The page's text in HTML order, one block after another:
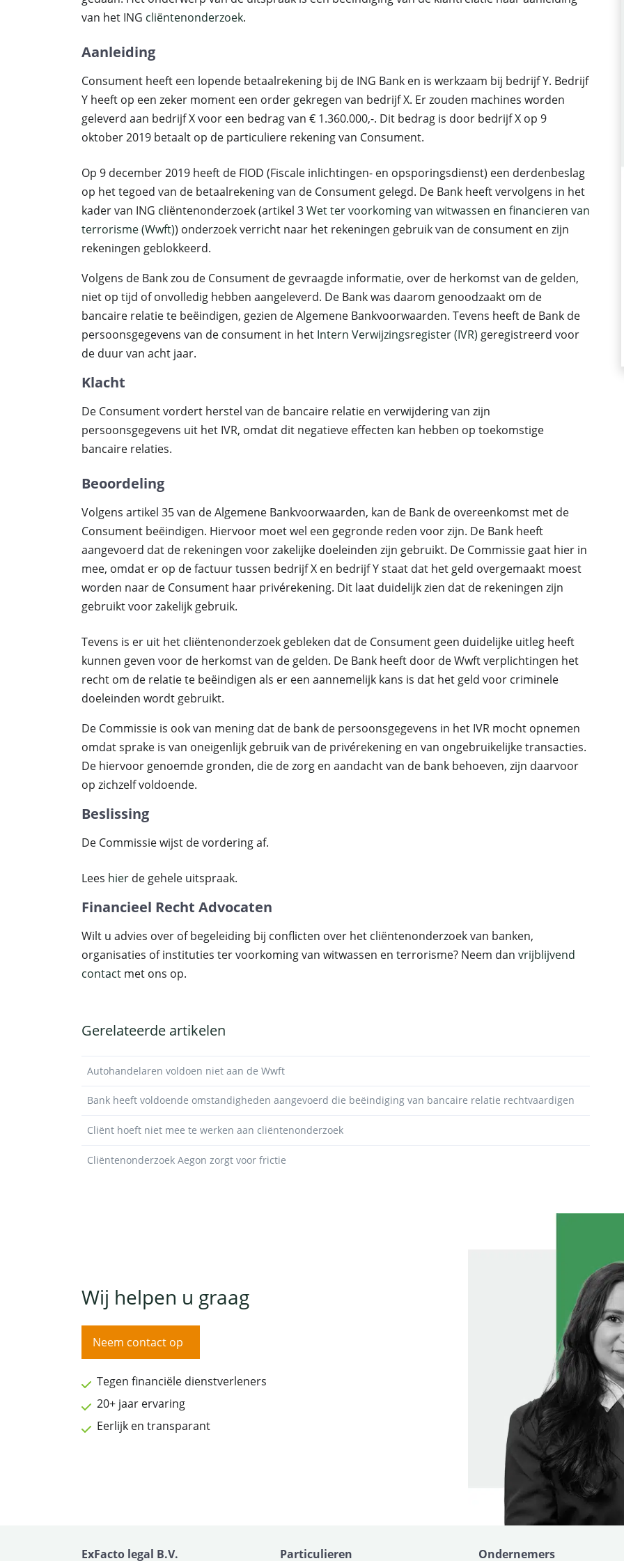
van het ING cliëntenonderzoek.
Aanleiding
Consument heeft een lopende betaalrekening bij de ING Bank en is werkzaam bij bedrijf Y. Bedrijf
Y heeft op een zeker moment een order gekregen van bedrijf X. Er zouden machines worden
geleverd aan bedrijf X voor een bedrag van € 1.360.000,-. Dit bedrag is door bedrijf X op 9
oktober 2019 betaalt op de particuliere rekening van Consument.
Op 9 december 2019 heeft de FIOD (Fiscale inlichtingen- en opsporingsdienst) een derdenbeslag
op het tegoed van de betaalrekening van de Consument gelegd. De Bank heeft vervolgens in het
kader van ING cliëntenonderzoek (artikel 3Wet ter voorkoming van witwassen en financieren van
terrorisme (Wwft)) onderzoek verricht naar het rekeningen gebruik van de consument en zijn
rekeningen geblokkeerd.
Volgens de Bank zou de Consument de gevraagde informatie, over de herkomst van de gelden,
niet op tijd of onvolledig hebben aangeleverd. De Bank was daarom genoodzaakt om de
bancaire relatie te beëindigen, gezien de Algemene Bankvoorwaarden. Tevens heeft de Bank de
persoonsgegevens van de consument in het Intern Verwijzingsregister (IVR) geregistreerd voor
de duur van acht jaar.
Klacht
De Consument vordert herstel van de bancaire relatie en verwijdering van zijn
persoonsgegevens uit het IVR, omdat dit negatieve effecten kan hebben op toekomstige
bancaire relaties.
Beoordeling
Volgens artikel 35 van de Algemene Bankvoorwaarden, kan de Bank de overeenkomst met de
Consument beëindigen. Hiervoor moet wel een gegronde reden voor zijn. De Bank heeft
aangevoerd dat de rekeningen voor zakelijke doeleinden zijn gebruikt. De Commissie gaat hier in
mee, omdat er op de factuur tussen bedrijf X en bedrijf Y staat dat het geld overgemaakt moest
worden naar de Consument haar privérekening. Dit laat duidelijk zien dat de rekeningen zijn
gebruikt voor zakelijk gebruik.
Tevens is er uit het cliëntenonderzoek gebleken dat de Consument geen duidelijke uitleg heeft
kunnen geven voor de herkomst van de gelden. De Bank heeft door de Wwft verplichtingen het
recht om de relatie te beëindigen als er een aannemelijk kans is dat het geld voor criminele
doeleinden wordt gebruikt.
De Commissie is ook van mening dat de bank de persoonsgegevens in het IVR mocht opnemen
omdat sprake is van oneigenlijk gebruik van de privérekening en van ongebruikelijke transacties.
De hiervoor genoemde gronden, die de zorg en aandacht van de bank behoeven, zijn daarvoor
op zichzelf voldoende.
Beslissing
De Commissie wijst de vordering af.
Lees hier de gehele uitspraak.
Financieel Recht Advocaten
Wilt u advies over of begeleiding bij conflicten over het cliëntenonderzoek van banken,
organisaties of instituties ter voorkoming van witwassen en terrorisme? Neem dan vrijblijvend
contact met ons op.
Gerelateerde artikelen
Autohandelaren voldoen niet aan de Wwft
Bank heeft voldoende omstandigheden aangevoerd die beëindiging van bancaire relatie rechtvaardigen
Cliënt hoeft niet mee te werken aan cliëntenonderzoek
Cliëntenonderzoek Aegon zorgt voor frictie
Wij helpen u graag
Neem contact op
Tegen financiële dienstverleners
20+ jaar ervaring
Eerlijk en transparant
ExFacto legal B.V. Particulieren Ondernemers